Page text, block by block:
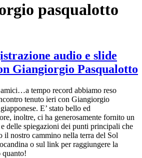
pasqualotto
audio e slide
Giangiorgio Pasqualotto
tempo record abbiamo reso
tenuto ieri con Giangiorgio
E’ stato bello ed
inoltre, ci ha generosamente fornito un
delle spiegazioni dei punti principali che
il nostro cammino nella terra del Sol
o sul link per raggiungere la
quanto!